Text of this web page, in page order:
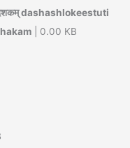
dashashlokeestuti
| 0.00 KB